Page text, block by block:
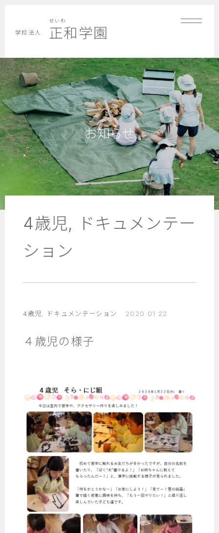
学校法人
せいわ
正和学園
お知らせ
4歳児, ドキュメンテー
ション
4歳児 ドキュメンテーション 2020 01 22
４歳児の様子